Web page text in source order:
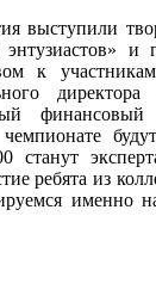
выступили
и
к
финансовый
станут
ребята из
именно